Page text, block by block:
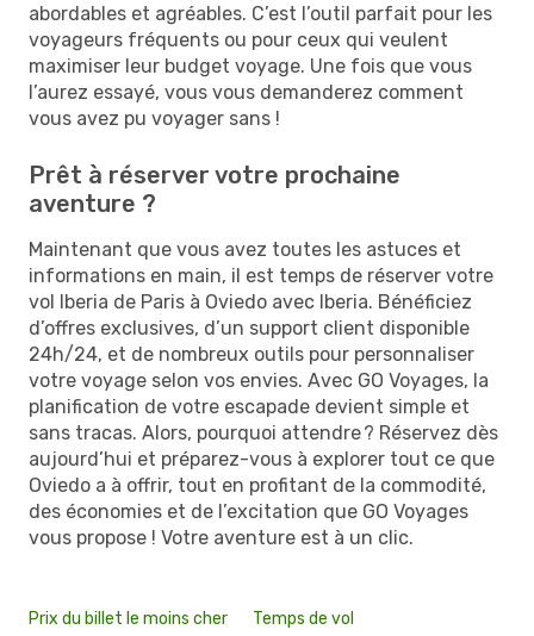
abordables et agréables. C’est l’outil parfait pour les
voyageurs fréquents ou pour ceux qui veulent
maximiser leur budget voyage. Une fois que vous
l’aurez essayé, vous vous demanderez comment
vous avez pu voyager sans !
Prêt à réserver votre prochaine
aventure ?
Maintenant que vous avez toutes les astuces et
informations en main, il est temps de réserver votre
vol Iberia de Paris à Oviedo avec Iberia. Bénéficiez
d’offres exclusives, d’un support client disponible
24h/24, et de nombreux outils pour personnaliser
votre voyage selon vos envies. Avec GO Voyages, la
planification de votre escapade devient simple et
sans tracas. Alors, pourquoi attendre ? Réservez dès
aujourd’hui et préparez-vous à explorer tout ce que
Oviedo a à offrir, tout en profitant de la commodité,
des économies et de l’excitation que GO Voyages
vous propose ! Votre aventure est à un clic.
Prix du billet le moins cher Temps de vol